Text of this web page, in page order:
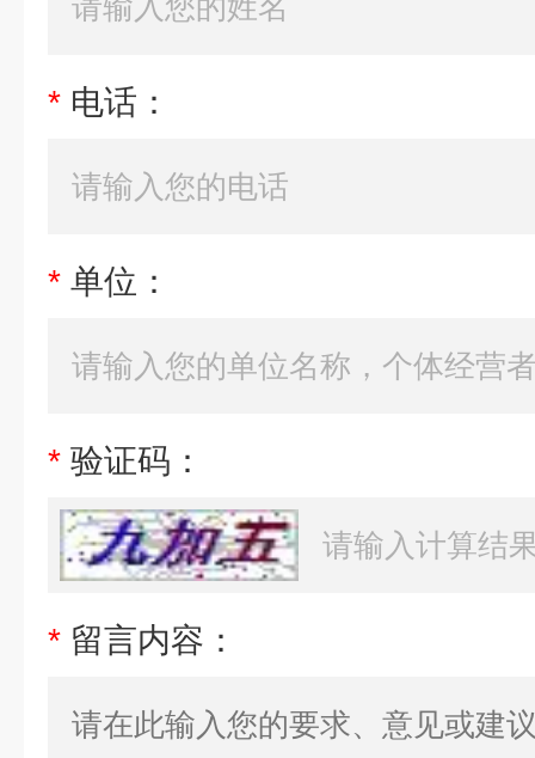
* 电话：
* 单位：
* 验证码：
* 留言内容：